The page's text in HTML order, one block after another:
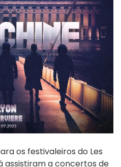
os festivaleiros do Les
assistiram a concertos de